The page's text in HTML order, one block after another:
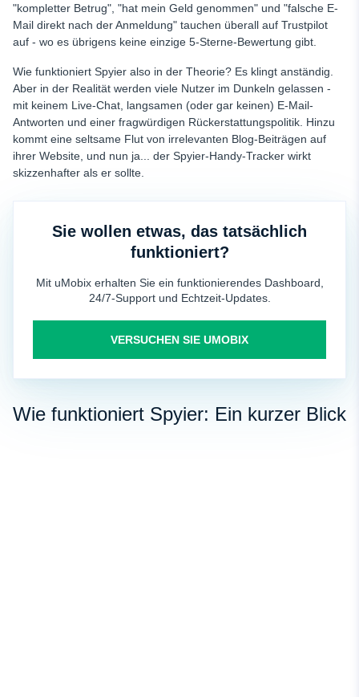
"kompletter Betrug", "hat mein Geld genommen" und "falsche E-
Mail direkt nach der Anmeldung" tauchen überall auf Trustpilot
auf - wo es übrigens keine einzige 5-Sterne-Bewertung gibt.
Wie funktioniert Spyier also in der Theorie? Es klingt anständig.
Aber in der Realität werden viele Nutzer im Dunkeln gelassen -
mit keinem Live-Chat, langsamen (oder gar keinen) E-Mail-
Antworten und einer fragwürdigen Rückerstattungspolitik. Hinzu
kommt eine seltsame Flut von irrelevanten Blog-Beiträgen auf
ihrer Website, und nun ja... der Spyier-Handy-Tracker wirkt
skizzenhafter als er sollte.
Sie wollen etwas, das tatsächlich
funktioniert?
Mit uMobix erhalten Sie ein funktionierendes Dashboard,
24/7-Support und Echtzeit-Updates.
VERSUCHEN SIE UMOBIX
Wie funktioniert Spyier: Ein kurzer Blick